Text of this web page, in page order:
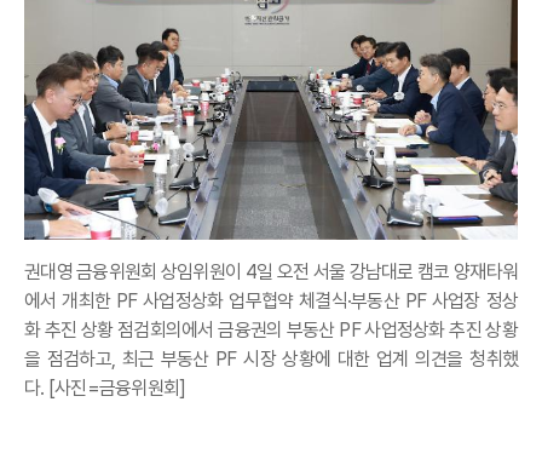
권대영 금융위원회 상임위원이 4일 오전 서울 강남대로 캠코 양재타워
에서 개최한 PF 사업정상화 업무협약 체결식·부동산 PF 사업장 정상
화 추진 상황 점검회의에서 금융권의 부동산 PF 사업정상화 추진 상황
을 점검하고, 최근 부동산 PF 시장 상황에 대한 업계 의견을 청취했
다. [사진=금융위원회]